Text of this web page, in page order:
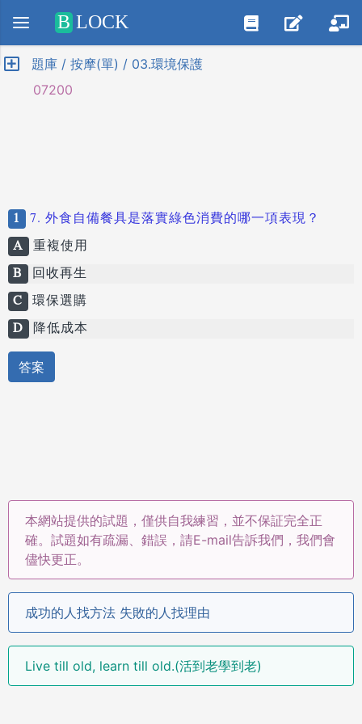
Positive SSL
B LOCK
題庫 / 按摩(單) / 03.環境保護
07200
1 7. 外食自備餐具是落實綠色消費的哪一項表現？
A 重複使用
B
回收再生
C 環保選購
D 降低成本
答案
本網站提供的試題，僅供自我練習，並不保証完全正
確。試題如有疏漏、錯誤，請E-mail告訴我們，我們會
儘快更正。
成功的人找方法 失敗的人找理由
Live till old, learn till old.(活到老學到老)